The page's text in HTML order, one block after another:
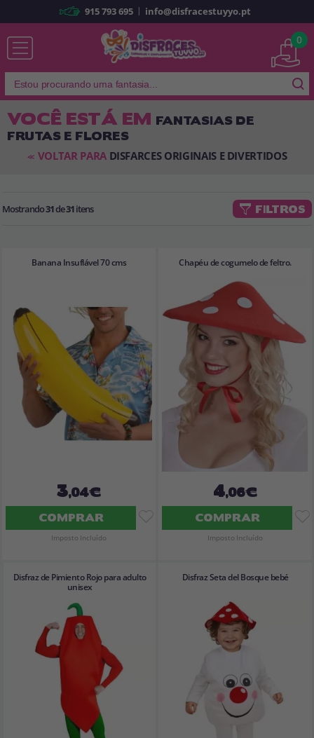
Já sou cliente
Lembrar-me Esqueceu sua senha?
, você poderá fazer suas
compras rapidamente em nossa loja virtual, verificar o status de seus
pedidos e consultar suas operações anteriores.
Vá em frente! Estávamos esperando por você.
CRIAR CONTA
915 793 695 | info@disfracestuyyo.pt
0
VOCÊ ESTÁ EM FANTASIAS DE
FRUTAS E FLORES
<< VOLTAR PARA DISFARCES ORIGINAIS E DIVERTIDOS
Mostrando31de31itens FILTROS
Banana Insuflável 70 cms
3,04€
COMPRAR
Imposto Incluído
Chapéu de cogumelo de feltro.
4,06€
COMPRAR
Imposto Incluído
Disfraz de Pimiento Rojo para adulto
unisex
Disfraz Seta del Bosque bebé